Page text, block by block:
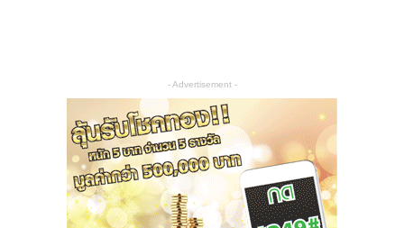
- Advertisement -